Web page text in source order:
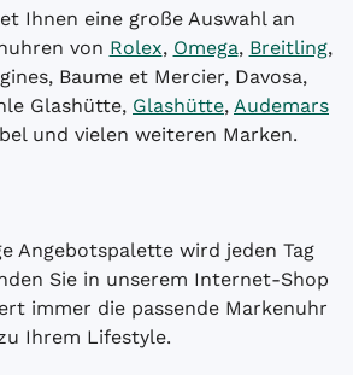
Ihnen eine große Auswahl an
von Rolex, Omega, Breitling,
Baume et Mercier, Davosa,
Glashütte, Glashütte, Audemars
und vielen weiteren Marken.
Angebotspalette wird jeden Tag
Sie in unserem Internet-Shop
immer die passende Markenuhr
Ihrem Lifestyle.